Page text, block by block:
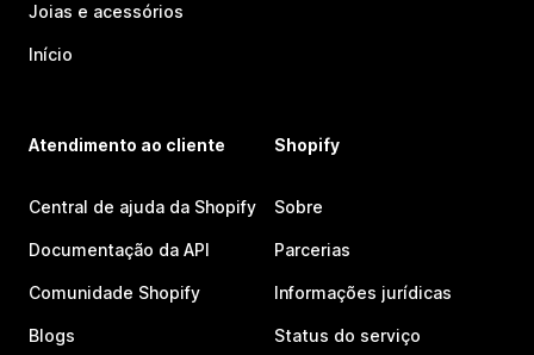
Joias e acessórios
Início
Atendimento ao cliente
Central de ajuda da Shopify
Documentação da API
Comunidade Shopify
Blogs
Shopify
Sobre
Parcerias
Informações jurídicas
Status do serviço